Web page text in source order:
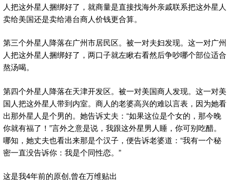
人把这外星人捆绑好了，就商量是直接找海外亲戚联系把这外星人
卖给美国还是卖给港台商人价钱更合算。
第三个外星人降落在广州市居民区。被一对夫妇发现。这一对广州
人把这外星人捆绑好了，两口子就左瞅右看然后争吵哪个部位适合
熬汤喝。
第四个外星人降落在天津开发区。被一对美国商人发现。这一对美
国人把这外星人带到内室。商人的老婆高兴的难以言表，因为她看
出那外星人是个男的。她告诉丈夫：“如果这位是个女的，那今晚
你就有福了！”言外之意是说，我跟这外星男人睡，你可别吃醋。
哪知，她丈夫也看出来那是个汉子，便告诉老婆道：“我有一个秘
密一直没告诉你：我是个同性恋。”
这是我4年前的原创,曾在万维贴出